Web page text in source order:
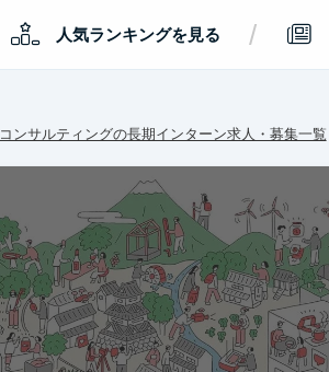
人気ランキングを見る /
コンサルティングの長期インターン求人・募集一覧